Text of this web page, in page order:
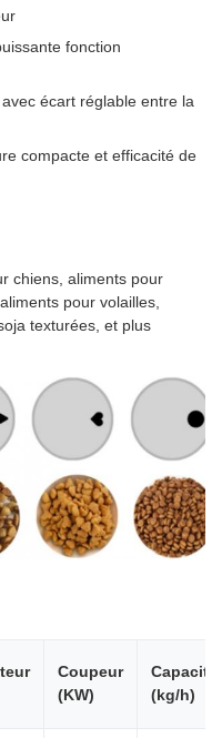
fonction
écart réglable entre la
compacte et efficacité de
chiens, aliments pour
pour volailles,
texturées, et plus
Coupeur
(KW)
Capacité
(kg/h)